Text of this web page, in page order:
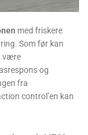
med friskere
Som før kan
være
og
fra
control’en kan